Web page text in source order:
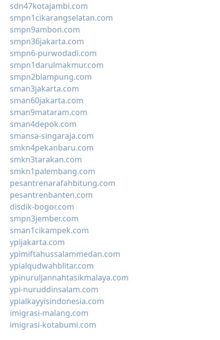
sdn47kotajambi.com
smpn1cikarangselatan.com
smpn9ambon.com
smpn36jakarta.com
smpn6-purwodadi.com
smpn1darulmakmur.com
smpn2blampung.com
sman3jakarta.com
sman60jakarta.com
sman9mataram.com
sman4depok.com
smansa-singaraja.com
smkn4pekanbaru.com
smkn3tarakan.com
smkn1palembang.com
pesantrenarafahbitung.com
pesantrenbanten.com
disdik-bogor.com
smpn3jember.com
sman1cikampek.com
ypijakarta.com
ypimiftahussalammedan.com
ypialqudwahblitar.com
ypinuruljannahtasikmalaya.com
ypi-nuruddinsalam.com
ypialkayyisindonesia.com
imigrasi-malang.com
imigrasi-kotabumi.com